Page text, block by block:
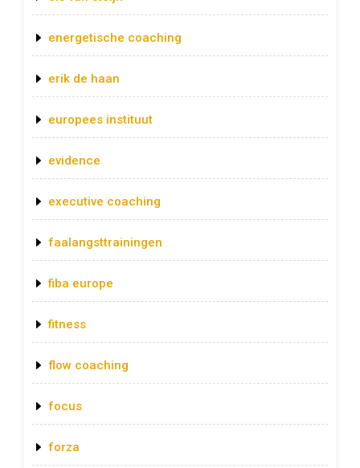
energetische coaching
erik de haan
europees instituut
evidence
executive coaching
faalangsttrainingen
fiba europe
fitness
flow coaching
focus
forza